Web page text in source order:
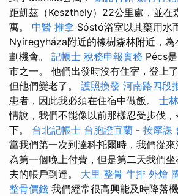
距凱茲（Keszthely）22公里處，並在
寓。 中醫 推拿 Sóstó浴室以其藥用水
Nyíregyháza附近的橡樹森林附近，為
劃機會。 記帳士 稅務申報實務 Pécs
市之一。 他們出發時沒有住宿，登上
但他們變老了。 護照換發 河南路四段
患者，因此我必須在住宿中做飯。 士
情說，我們不能像以前那樣忍受步伐
下。 台北記帳士 台胞證宜蘭 - 按摩課
當我們第一次到達科托爾時，我們從
為第一個晚上付費，但是第二天我們
夫的帳戶到達。 大里 整骨 牛排 外燴
整骨價錢 我們經常很高興能及時降落